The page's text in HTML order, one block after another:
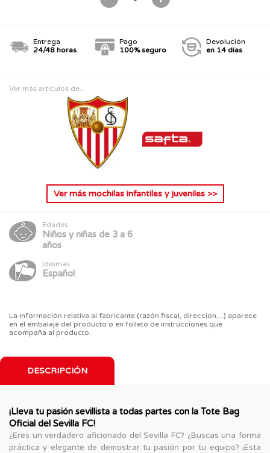
Entrega
24/48 horas
Pago
100% seguro
Devolución
en 14 días
Ver más artículos de...
Ver más mochilas infantiles y juveniles>>
Edades
Niños y niñas de 3 a 6
años
Idiomas
Español
La información relativa al fabricante (razón fiscal, dirección,...) aparece
en el embalaje del producto o en folleto de instrucciones que
acompaña al producto.
DESCRIPCIÓN
¡Lleva tu pasión sevillista a todas partes con la Tote Bag
Oficial del Sevilla FC!
¿Eres un verdadero aficionado del Sevilla FC? ¿Buscas una forma
práctica y elegante de demostrar tu pasión por tu equipo? ¡Esta